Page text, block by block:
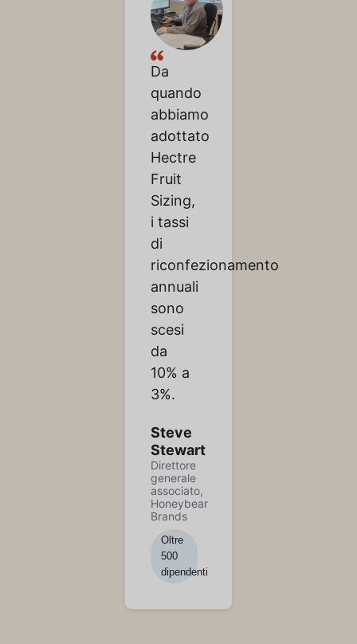
Da
quando
abbiamo
adottato
Hectre
Fruit
Sizing,
i tassi
di
riconfezionamento
annuali
sono
scesi
da
10% a
3%.
Steve
Stewart
Direttore
generale
associato,
Honeybear
Brands
Oltre
500
dipendenti